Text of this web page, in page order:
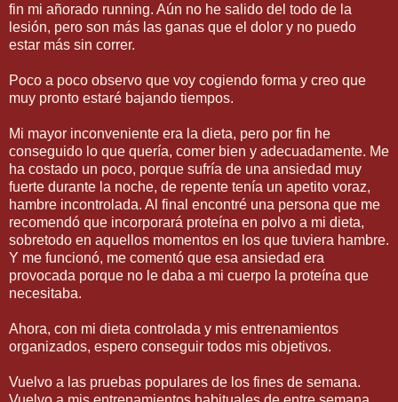
fin mi añorado running. Aún no he salido del todo de la
lesión, pero son más las ganas que el dolor y no puedo
estar más sin correr.
Poco a poco observo que voy cogiendo forma y creo que
muy pronto estaré bajando tiempos.
Mi mayor inconveniente era la dieta, pero por fin he
conseguido lo que quería, comer bien y adecuadamente. Me
ha costado un poco, porque sufría de una ansiedad muy
fuerte durante la noche, de repente tenía un apetito voraz,
hambre incontrolada. Al final encontré una persona que me
recomendó que incorporará proteína en polvo a mi dieta,
sobretodo en aquellos momentos en los que tuviera hambre.
Y me funcionó, me comentó que esa ansiedad era
provocada porque no le daba a mi cuerpo la proteína que
necesitaba.
Ahora, con mi dieta controlada y mis entrenamientos
organizados, espero conseguir todos mis objetivos.
Vuelvo a las pruebas populares de los fines de semana.